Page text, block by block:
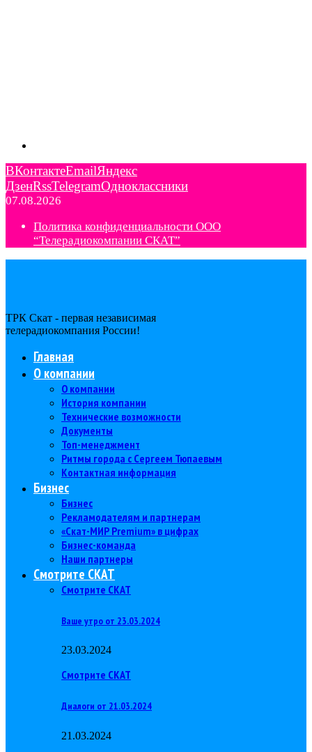
ВКонтактеEmailЯндекс
ДзенRssTelegramОдноклассники
07.08.2026
Политика конфиденциальности ООО
“Телерадиокомпании СКАТ”
ТРК Скат - первая независимая
телерадиокомпания Роcсии!
Главная
О компании
О компании
История компании
Технические возможности
Документы
Топ-менеджмент
Ритмы города с Сергеем Тюпаевым
Контактная информация
Бизнес
Бизнес
Рекламодателям и партнерам
«Скат-МИР Premium» в цифрах
Бизнес-команда
Наши партнеры
Смотрите СКАТ
Смотрите СКАТ
Ваше утро от 23.03.2024
23.03.2024
Смотрите СКАТ
Диалоги от 21.03.2024
21.03.2024